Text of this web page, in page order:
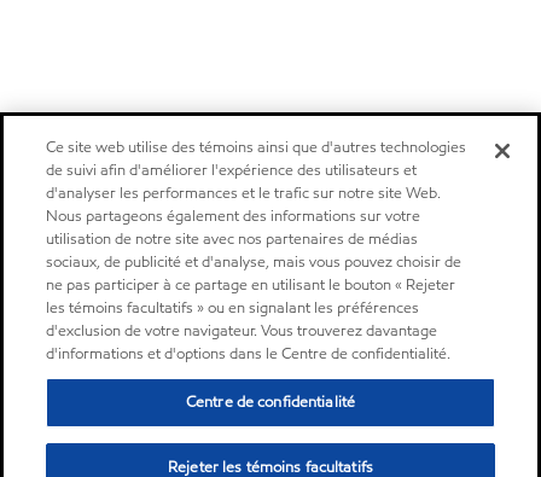
Ce site web utilise des témoins ainsi que d'autres technologies
de suivi afin d'améliorer l'expérience des utilisateurs et
d'analyser les performances et le trafic sur notre site Web.
Nous partageons également des informations sur votre
utilisation de notre site avec nos partenaires de médias
sociaux, de publicité et d'analyse, mais vous pouvez choisir de
ne pas participer à ce partage en utilisant le bouton « Rejeter
les témoins facultatifs » ou en signalant les préférences
d'exclusion de votre navigateur. Vous trouverez davantage
d'informations et d'options dans le Centre de confidentialité.
Centre de confidentialité
Rejeter les témoins facultatifs